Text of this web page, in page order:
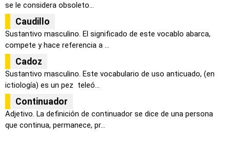
se le considera obsoleto...
Caudillo
Sustantivo masculino. El significado de este vocablo abarca,
compete y hace referencia a ...
Cadoz
Sustantivo masculino. Este vocabulario de uso anticuado, (en
ictiología) es un pez teleó...
Continuador
Adjetivo. La definición de continuador se dice de una persona
que continua, permanece, pr...